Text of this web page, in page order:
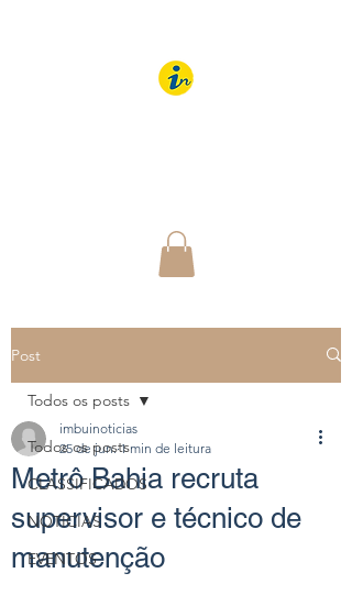
Post
Todos os posts
CLASSIFICADOS
NOTÍCIAS
EVENTOS
Todos os posts
Metrô Bahia recruta
supervisor e técnico de
manutenção
imbuinoticias
25 de jun. 1 min de leitura